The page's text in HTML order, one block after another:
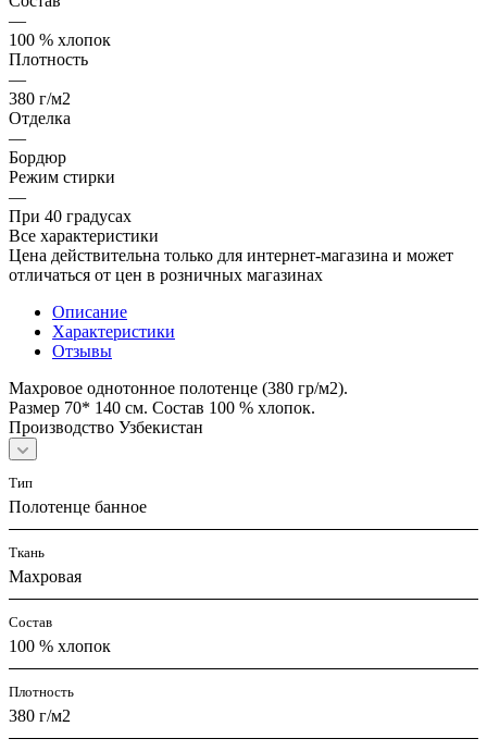
—
100 % хлопок
Плотность
—
380 г/м2
Отделка
—
Бордюр
Режим стирки
—
При 40 градусах
Все характеристики
Цена действительна только для интернет-магазина и может
отличаться от цен в розничных магазинах
Описание
Характеристики
Отзывы
Махровое однотонное полотенце (380 гр/м2).
Размер 70* 140 см. Состав 100 % хлопок.
Производство Узбекистан
Тип
Полотенце банное
Ткань
Махровая
Состав
100 % хлопок
Плотность
380 г/м2